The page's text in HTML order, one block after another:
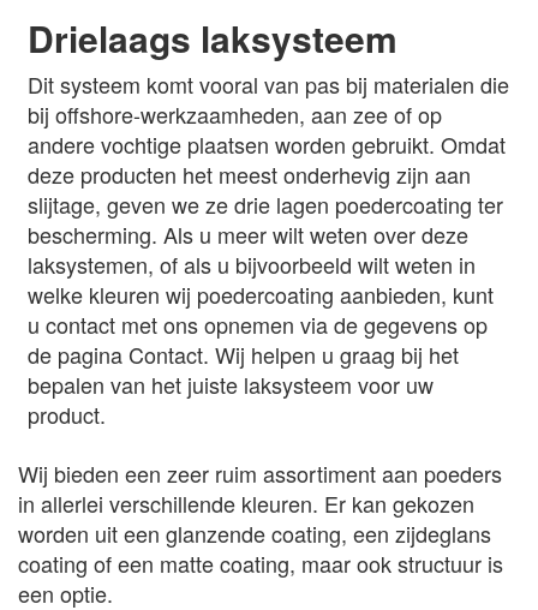
Drielaags laksysteem
Dit systeem komt vooral van pas bij materialen die
bij offshore-werkzaamheden, aan zee of op
andere vochtige plaatsen worden gebruikt. Omdat
deze producten het meest onderhevig zijn aan
slijtage, geven we ze drie lagen poedercoating ter
bescherming. Als u meer wilt weten over deze
laksystemen, of als u bijvoorbeeld wilt weten in
welke kleuren wij poedercoating aanbieden, kunt
u contact met ons opnemen via de gegevens op
de pagina Contact. Wij helpen u graag bij het
bepalen van het juiste laksysteem voor uw
product.
Wij bieden een zeer ruim assortiment aan poeders
in allerlei verschillende kleuren. Er kan gekozen
worden uit een glanzende coating, een zijdeglans
coating of een matte coating, maar ook structuur is
een optie.